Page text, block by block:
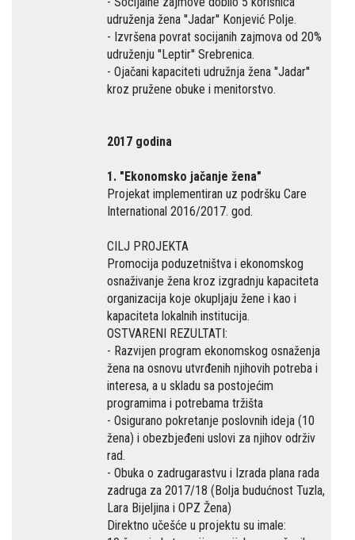
udruženja žena ''Jadar'' Konjević Polje.
- Izvršena povrat socijanih zajmova od 20%
udruženju ''Leptir'' Srebrenica.
- Ojačani kapaciteti udružnja žena ''Jadar''
kroz pružene obuke i menitorstvo.
2017 godina
1. "Ekonomsko jačanje žena"
Projekat implementiran uz podršku Care
International 2016/2017. god.
CILJ PROJEKTA
Promocija poduzetništva i ekonomskog
osnaživanje žena kroz izgradnju kapaciteta
organizacija koje okupljaju žene i kao i
kapaciteta lokalnih institucija.
OSTVARENI REZULTATI:
- Razvijen program ekonomskog osnaženja
žena na osnovu utvrđenih njihovih potreba i
interesa, a u skladu sa postojećim
programima i potrebama tržišta
- Osigurano pokretanje poslovnih ideja (10
žena) i obezbjeđeni uslovi za njihov održiv
rad.
- Obuka o zadrugarastvu i Izrada plana rada
zadruga za 2017/18 (Bolja budućnost Tuzla,
Lara Bijeljina i OPZ Žena)
Direktno učešće u projektu su imale: